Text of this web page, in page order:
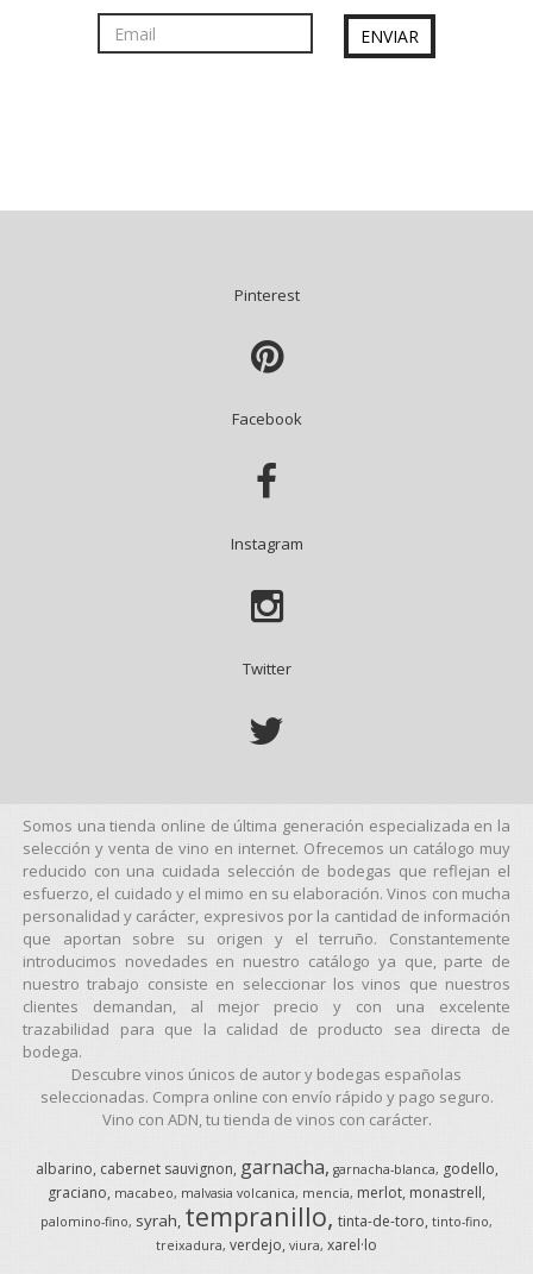
Pinterest

Facebook

Instagram

Twitter

Somos una tienda online de última generación especializada en la
selección y venta de vino en internet. Ofrecemos un catálogo muy
reducido con una cuidada selección de bodegas que reflejan el
esfuerzo, el cuidado y el mimo en su elaboración. Vinos con mucha
personalidad y carácter, expresivos por la cantidad de información
que aportan sobre su origen y el terruño. Constantemente
introducimos novedades en nuestro catálogo ya que, parte de
nuestro trabajo consiste en seleccionar los vinos que nuestros
clientes demandan, al mejor precio y con una excelente
trazabilidad para que la calidad de producto sea directa de
bodega.
Descubre vinos únicos de autor y bodegas españolas
seleccionadas. Compra online con envío rápido y pago seguro.
Vino con ADN, tu tienda de vinos con carácter.
albarino cabernet sauvignon garnacha garnacha-blanca
godello
graciano macabeo malvasia volcanica mencia merlot monastrell
palomino-fino syrah tempranillo tinta-de-toro tinto-fino
treixadura verdejo viura xarel·lo